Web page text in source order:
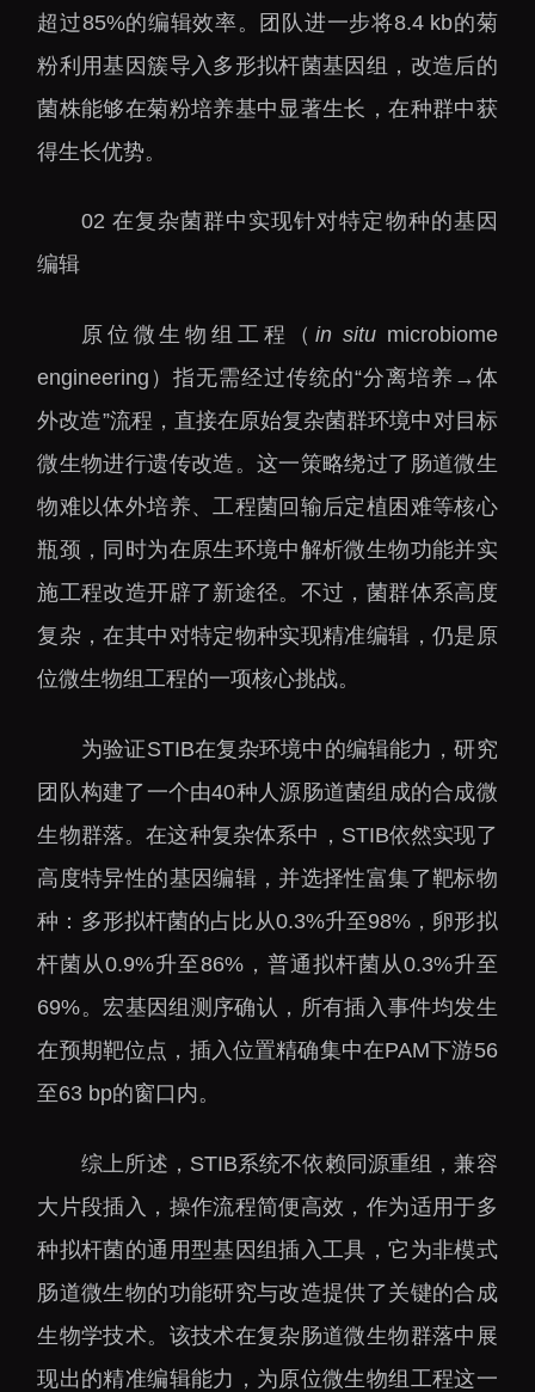
群团工作
树立和践行正确政绩观
传承和弘扬科学家精神
我为群众办实事
中心
深港脑科学创新研究院
深圳先进电子材料国际
大科技基础设施
深圳合成生物研究重大
究中心
超过85%的编辑效率。团队进一步将8.4 kb的菊
粉利用基因簇导入多形拟杆菌基因组，改造后的
菌株能够在菊粉培养基中显著生长，在种群中获
得生长优势。
02 在复杂菌群中实现针对特定物种的基因
编辑
原位微生物组工程（in situmicrobiome
engineering）指无需经过传统的“分离培养→体
外改造”流程，直接在原始复杂菌群环境中对目标
微生物进行遗传改造。这一策略绕过了肠道微生
物难以体外培养、工程菌回输后定植困难等核心
瓶颈，同时为在原生环境中解析微生物功能并实
施工程改造开辟了新途径。不过，菌群体系高度
复杂，在其中对特定物种实现精准编辑，仍是原
位微生物组工程的一项核心挑战。
为验证STIB在复杂环境中的编辑能力，研究
团队构建了一个由40种人源肠道菌组成的合成微
生物群落。在这种复杂体系中，STIB依然实现了
高度特异性的基因编辑，并选择性富集了靶标物
种：多形拟杆菌的占比从0.3%升至98%，卵形拟
杆菌从0.9%升至86%，普通拟杆菌从0.3%升至
69%。宏基因组测序确认，所有插入事件均发生
在预期靶位点，插入位置精确集中在PAM下游56
至63 bp的窗口内。
综上所述，STIB系统不依赖同源重组，兼容
大片段插入，操作流程简便高效，作为适用于多
种拟杆菌的通用型基因组插入工具，它为非模式
肠道微生物的功能研究与改造提供了关键的合成
生物学技术。该技术在复杂肠道微生物群落中展
现出的精准编辑能力，为原位微生物组工程这一